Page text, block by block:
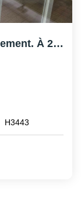
Idéal Premier Achat Ou Investissement. À 2 Pas De La Gare !
H3443